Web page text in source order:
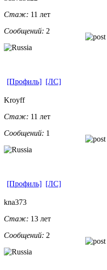
Стаж: 11 лет
Сообщений: 2
[Профиль] [ЛС]
Kroyff
Стаж: 11 лет
Сообщений: 1
[Профиль] [ЛС]
kna373
Стаж: 13 лет
Сообщений: 2